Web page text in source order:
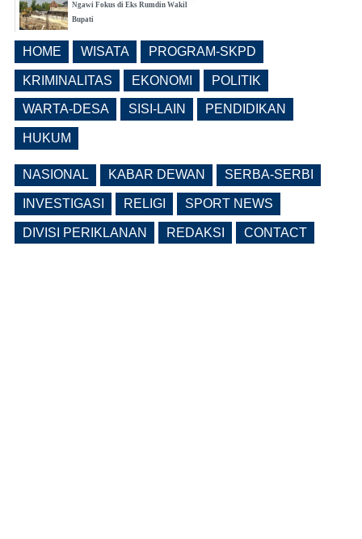
Ngawi Fokus di Eks Rumdin Wakil
Bupati
Buka Seleksi Direktur PDAM Definitif
(0 Reply(s))
HOME WISATA PROGRAM-SKPD
KRIMINALITAS EKONOMI POLITIK
WARTA-DESA SISI-LAIN PENDIDIKAN
HUKUM
NASIONAL KABAR DEWAN SERBA-SERBI
INVESTIGASI RELIGI SPORT NEWS
DIVISI PERIKLANAN REDAKSI CONTACT